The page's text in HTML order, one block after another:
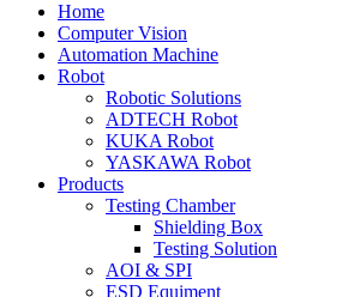
Home
Computer Vision
Automation Machine
Robot
Robotic Solutions
ADTECH Robot
KUKA Robot
YASKAWA Robot
Products
Testing Chamber
Shielding Box
Testing Solution
AOI & SPI
ESD Equiment